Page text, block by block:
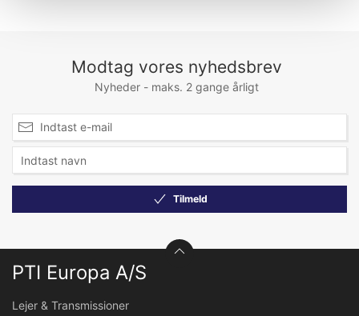
Modtag vores nyhedsbrev
Nyheder - maks. 2 gange årligt
Tilmeld
PTI Europa A/S
Lejer & Transmissioner